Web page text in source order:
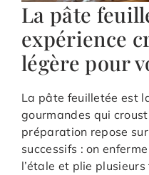
La pâte
expérience
légère pour
La pâte feuilletée est
gourmandes qui
préparation repose
successifs : on
l’étale et plie